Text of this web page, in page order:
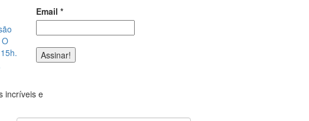
Email *
incríveis e